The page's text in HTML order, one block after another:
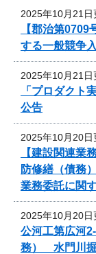
2025年10月21日
【郡治第
する一般競争
2025年10月21日
「プロダクト
公告
2025年10月20日
【建設関連
防修繕（債務
業務委託に関
2025年10月20日
公河工第広河
務） 水門川掘